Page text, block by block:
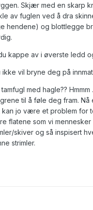
Skjær med en skarp
av fuglen ved å dra
hendene) og blottlegge
kappe av i øverste ledd
ikke vil bryne deg på
med hagle??
til å føle deg fram.
kan jo være et problem for
flatene som vi
skiver og så inspisert
strimler.